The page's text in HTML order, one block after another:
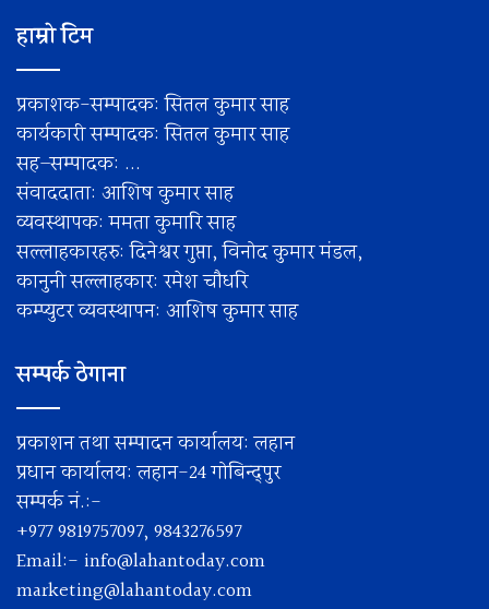
हाम्रो टिम
प्रकाशक-सम्पादक: सितल कुमार साह
कार्यकारी सम्पादक: सितल कुमार साह
सह–सम्पादक: ...
संवाददाता: आशिष कुमार साह
व्यवस्थापक: ममता कुमारि साह
सल्लाहकारहरु: दिनेश्वर गुप्ता, विनोद कुमार मंडल,
कानुनी सल्लाहकार: रमेश चाैधरि
कम्प्युटर व्यवस्थापन: आशिष कुमार साह
सम्पर्क ठेगाना
प्रकाशन तथा सम्पादन कार्यालय: लहान
प्रधान कार्यालय: लहान-24 गोबिन्द्पुर
सम्पर्क नं.:-
+977 9819757097, 9843276597
Email:- info@lahantoday.com
marketing@lahantoday.com